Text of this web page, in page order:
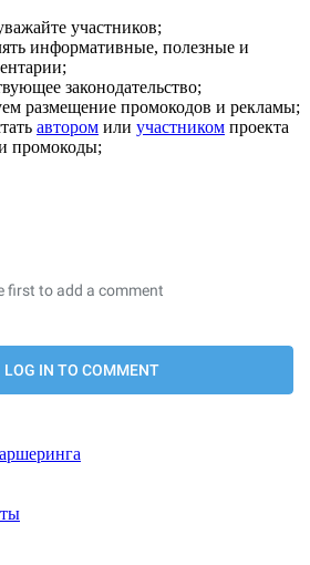
участников;
информативные, полезные и
законодательство;
размещение промокодов и рекламы;
автором или участником проекта
промокоды;